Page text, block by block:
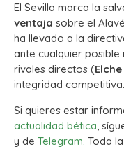
El Sevilla marca la
ventaja sobre el
ha llevado a la
ante cualquier
rivales directos (Elche
integridad competitiva.
Si quieres estar
actualidad bética,
y de Telegram. Toda